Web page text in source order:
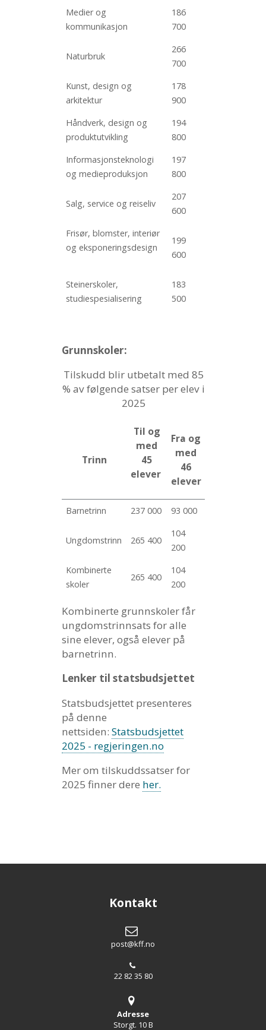
Medier og
kommunikasjon
186
700
Naturbruk
266
700
Kunst, design og
arkitektur
178
900
Håndverk, design og
produktutvikling
194
800
Informasjonsteknologi
og medieproduksjon
197
800
Salg, service og reiseliv
207
600
Frisør, blomster, interiør
og eksponeringsdesign
199
600
Steinerskoler,
studiespesialisering
183
500
Grunnskoler:
Tilskudd blir utbetalt med 85
% av følgende satser per elev i
2025
Trinn
Til og
med
45
elever
Fra og
med
46
elever
Barnetrinn 237 000 93 000
Ungdomstrinn 265 400
104
200
Kombinerte
skoler
265 400
104
200
Kombinerte grunnskoler får
ungdomstrinnsats for alle
sine elever, også elever på
barnetrinn.
Lenker til statsbudsjettet
Statsbudsjettet presenteres
på denne
nettsiden: Statsbudsjettet
2025 - regjeringen.no
Mer om tilskuddssatser for
2025 finner dere her.
Kontakt
post@kff.no
22 82 35 80
Adresse
Storgt. 10 B